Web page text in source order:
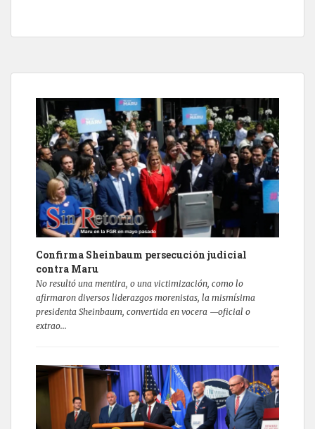
Confirma Sheinbaum persecución judicial
contra Maru
No resultó una mentira, o una victimización, como lo
afirmaron diversos liderazgos morenistas, la mismísima
presidenta Sheinbaum, convertida en vocera —oficial o
extrao...